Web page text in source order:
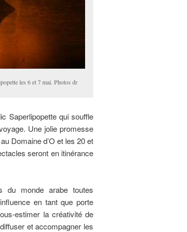
les 6 et 7 mai. Photos dr
Saperlipopette qui souffle
Une jolie promesse
Domaine d’O et les 20 et
seront en itinérance
du monde arabe toutes
en tant que porte
estimer la créativité de
et accompagner les